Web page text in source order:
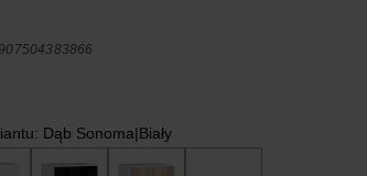
Dąb Sonoma|Biały